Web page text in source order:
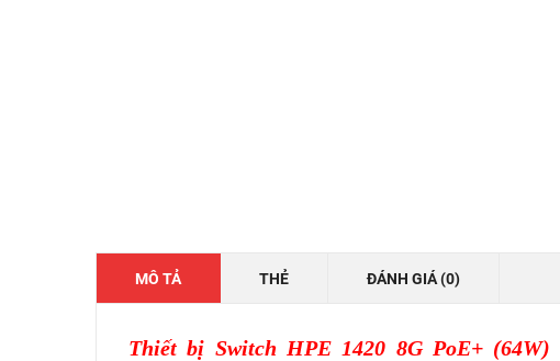
MÔ TẢ THẺ ĐÁNH GIÁ (0)
Thiết bị Switch HPE 1420 8G PoE+ (64W)